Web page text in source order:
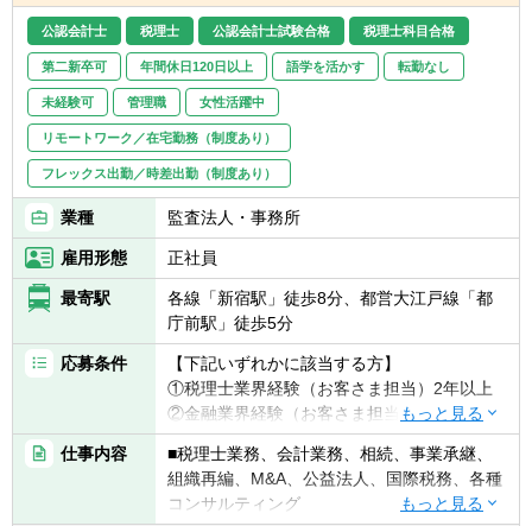
公認会計士 税理士 公認会計士試験合格 税理士科目合格
第二新卒可 年間休日120日以上 語学を活かす 転勤なし
未経験可 管理職 女性活躍中
リモートワーク／在宅勤務（制度あり）
フレックス出勤／時差出勤（制度あり）
業種 監査法人・事務所
雇用形態 正社員
最寄駅
各線「新宿駅」徒歩8分、都営大江戸線「都
庁前駅」徒歩5分
応募条件
【下記いずれかに該当する方】
①税理士業界経験（お客さま担当）2年以上
②金融業界経験（お客さま担当）3年以上
③社会人経験（業界等問わず）2年以上 か
つ 税理士科目1科目以上の取得者
④税理士
⑤公認会計士
仕事内容
■税理士業務、会計業務、相続、事業承継、
組織再編、M&A、公益法人、国際税務、各種
コンサルティング